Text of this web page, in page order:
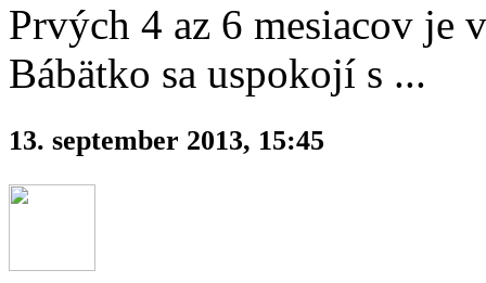
Prvých 4 az 6 mesiacov je
Bábätko sa uspokojí s ...
13. september 2013, 15:45